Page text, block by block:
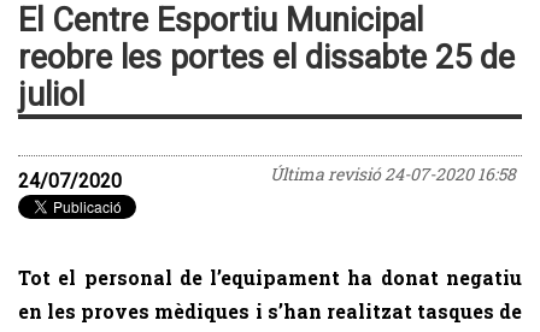
El Centre Esportiu Municipal
reobre les portes el dissabte 25 de
juliol
Última revisió24-07-2020 16:58
24/07/2020
Tot el personal de l’equipament ha donat negatiu
en les proves mèdiques i s’han realitzat tasques de